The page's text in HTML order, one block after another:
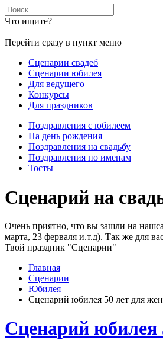
Что ищите?
Перейти сразу в пункт меню
Сценарии свадеб
Сценарии юбилея
Для ведущего
Конкурсы
Для праздников
Поздравления с юбилеем
На день рождения
Поздравления на свадьбу
Поздравления по именам
Тосты
Сценарий на
Очень приятно, что вы зашли на
марта, 23 ферваля и.т.д). Так же для
Твой праздник "Сценарии"
Главная
Сценарии
Юбилея
Сценарий юбилея 50 лет для
Сценарий